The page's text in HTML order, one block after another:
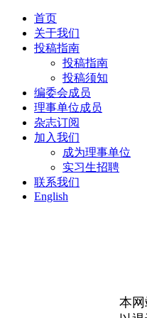
首页
关于我们
投稿指南
投稿指南
投稿须知
编委会成员
理事单位成员
杂志订阅
加入我们
成为理事单位
实习生招聘
联系我们
English
本